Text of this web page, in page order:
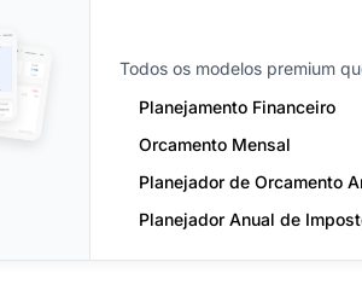
Todos os modelos premium
Planejamento Financeiro
Orcamento Mensal
Planejador de Orcamento
Planejador Anual de